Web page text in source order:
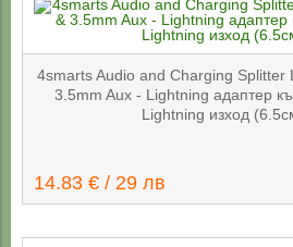
4smarts Audio and Charging Splitter
3.5mm Aux - Lightning адаптер
Lightning изход
14.83 € / 29 лв